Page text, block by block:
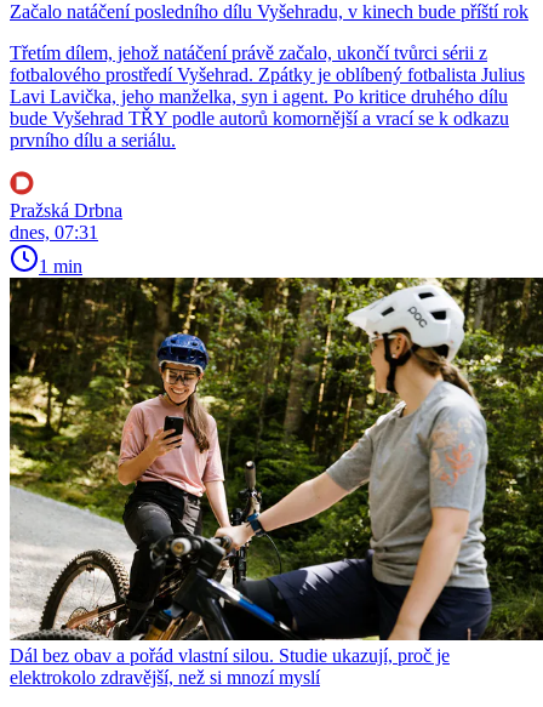
Začalo natáčení posledního dílu Vyšehradu, v kinech bude příští rok
Třetím dílem, jehož natáčení právě začalo, ukončí tvůrci sérii z
fotbalového prostředí Vyšehrad. Zpátky je oblíbený fotbalista Julius
Lavi Lavička, jeho manželka, syn i agent. Po kritice druhého dílu
bude Vyšehrad TŘY podle autorů komornější a vrací se k odkazu
prvního dílu a seriálu.
Pražská Drbna
dnes, 07:31
1 min
Dál bez obav a pořád vlastní silou. Studie ukazují, proč je
elektrokolo zdravější, než si mnozí myslí